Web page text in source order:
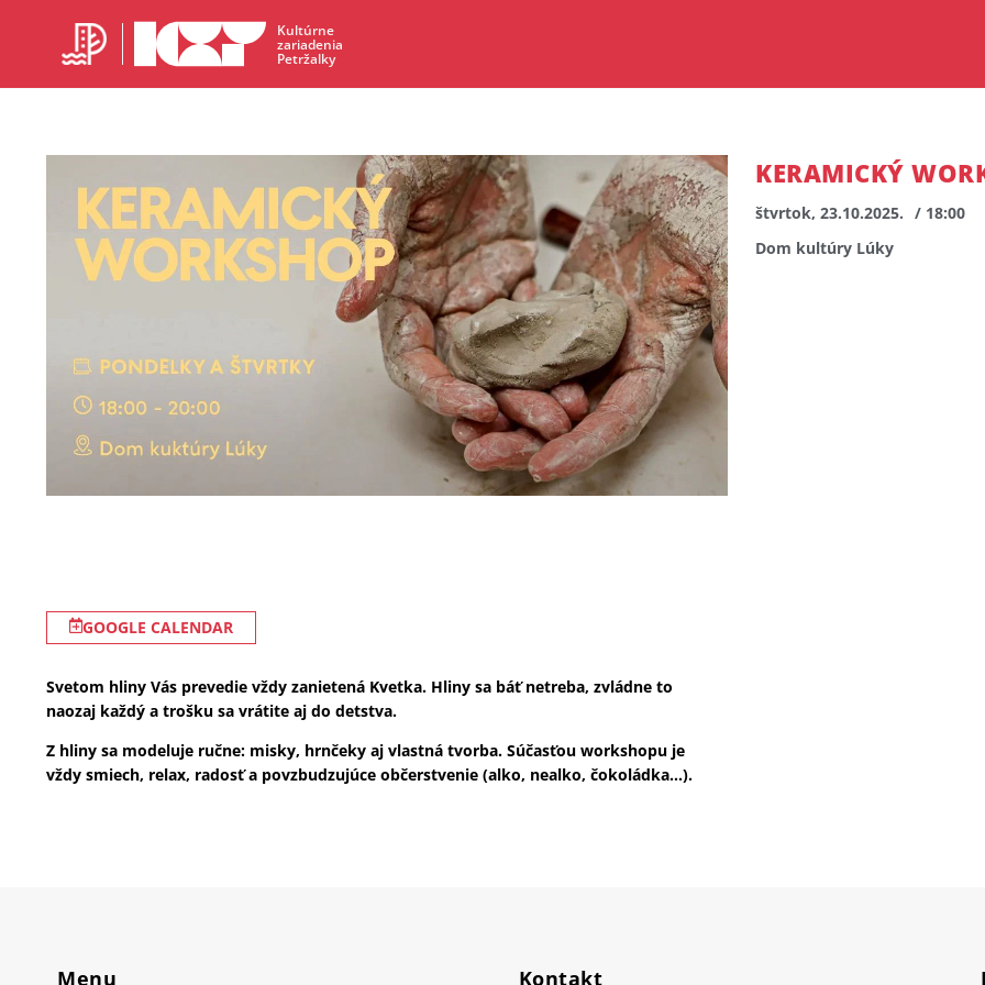
Kultúrne
zariadenia
Petržalky
KERAMICKÝ
štvrtok, 23.10.2025. / 18:00
Dom kultúry Lúky
GOOGLE CALENDAR
Svetom hliny Vás prevedie vždy zanietená Kvetka. Hliny sa báť netreba, zvládne to
naozaj každý a trošku sa vrátite aj do detstva.
Z hliny sa modeluje ručne: misky, hrnčeky aj vlastná tvorba. Súčasťou workshopu je
vždy smiech, relax, radosť a povzbudzujúce občerstvenie (alko, nealko, čokoládka…).
Menu Kontakt